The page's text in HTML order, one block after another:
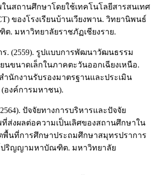
สถานศึกษาโดยใช้เทคโนโลยีสารสนเทศ
ของโรงเรียนบ้านเวียงพาน. วิทยานิพนธ์
. มหาวิทยาลัยราชภัฏเชียงราย.
. (2559). รูปแบบการพัฒนาวัฒนธรรม
นขนาดเล็กในภาคตะวันออกเฉียงเหนือ.
ำนักงานรับรองมาตรฐานและประเมิน
องค์การมหาชน).
ปัจจัยทางการบริหารและปัจจัย
งผลต่อความเป็นเลิศของสถานศึกษาใน
พื้นที่การศึกษาประถมศึกษาสมุทรปราการ
ปริญญามหาบัณฑิต. มหาวิทยาลัย